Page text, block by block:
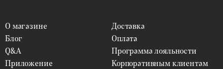
О магазине
Блог
Q&A
Приложение
Доставка
Оплата
Программа лояльности
Корпоративным клиентам